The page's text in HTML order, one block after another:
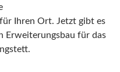
Ihren Ort. Jetzt gibt es
Erweiterungsbau für das